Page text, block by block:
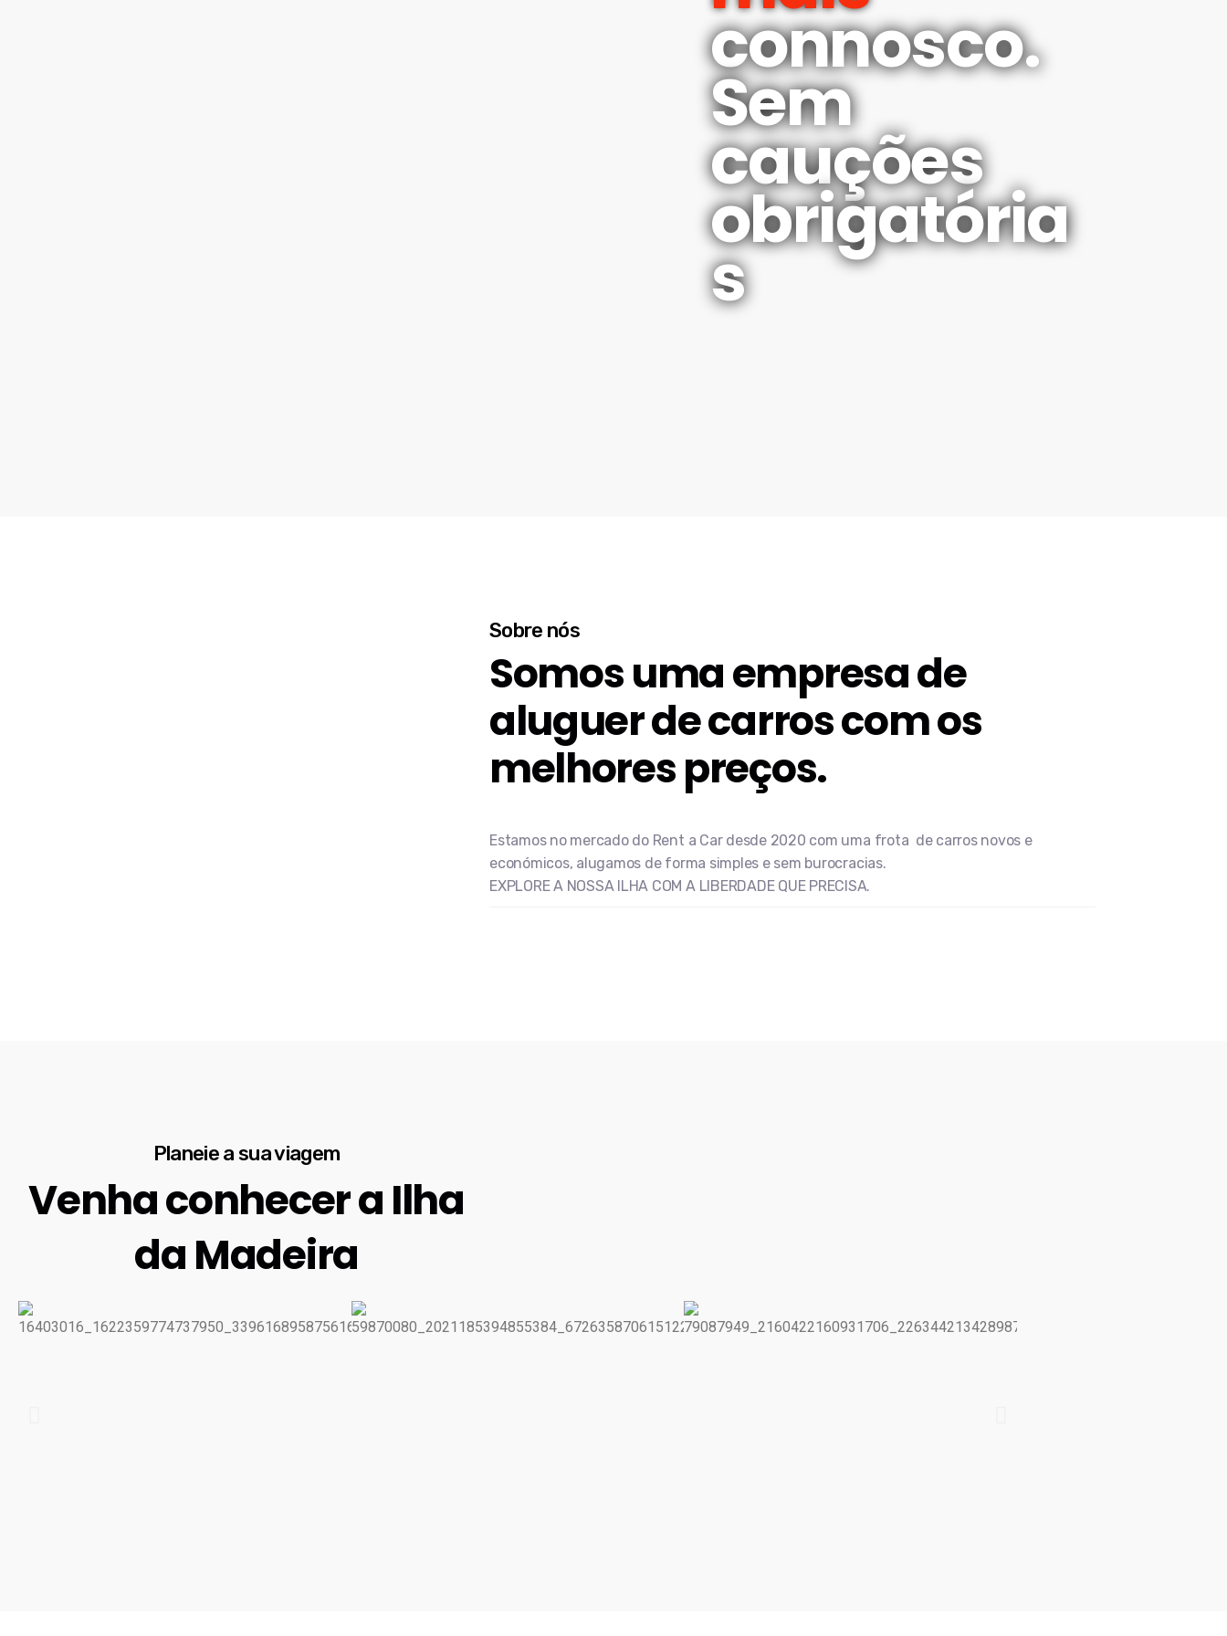
connosco.
Sem
cauções
obrigatória
s
Sobre nós
Somos uma empresa de
aluguer de carros com os
melhores preços.
Estamos no mercado do Rent a Car desde 2020 com uma frota de carros novos e
económicos, alugamos de forma simples e sem burocracias.
EXPLORE A NOSSA ILHA COM A LIBERDADE QUE PRECISA.
Planeie a sua viagem
Venha conhecer a Ilha
da Madeira